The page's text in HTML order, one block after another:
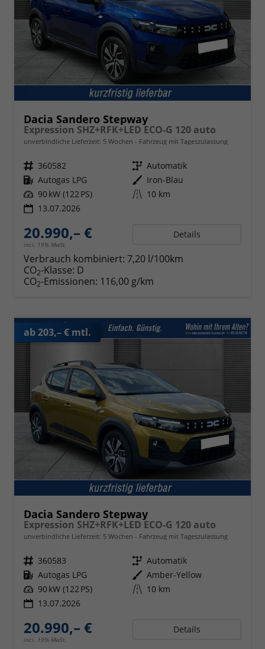
Dacia Sandero Stepway
Expression SHZ+RFK+LED ECO-G 120 auto
unverbindliche Lieferzeit: 5 Wochen Fahrzeug mit Tageszulassung
Fahrzeugnr. 360582 Getriebe Automatik
Kraftstoff Autogas LPG Außenfarbe Iron-Blau
Leistung 90 kW (122 PS) Kilometerstand 10 km
13.07.2026
20.990,– €
incl. 19% MwSt.
Details
Verbrauch kombiniert: 7,20 l/100km
CO2-Klasse: D
CO2-Emissionen: 116,00 g/km
ab 203,– € mtl.
Dacia Sandero Stepway
Expression SHZ+RFK+LED ECO-G 120 auto
unverbindliche Lieferzeit: 5 Wochen Fahrzeug mit Tageszulassung
Fahrzeugnr. 360583 Getriebe Automatik
Kraftstoff Autogas LPG Außenfarbe Amber-Yellow
Leistung 90 kW (122 PS) Kilometerstand 10 km
13.07.2026
20.990,– €
incl. 19% MwSt.
Details